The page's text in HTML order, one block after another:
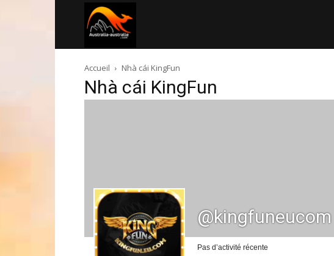
australie.com
Accueil Nhà cái KingFun
Nhà cái KingFun
@kingfuneucom
Pas d’activité récente